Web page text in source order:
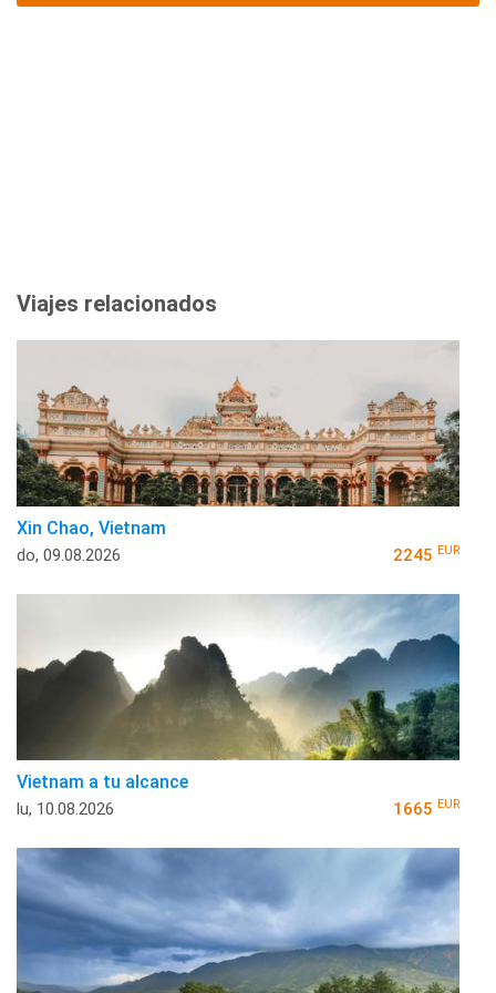
Viajes relacionados
Xin Chao, Vietnam
do, 09.08.2026 2245 EUR
Vietnam a tu alcance
lu, 10.08.2026 1665 EUR